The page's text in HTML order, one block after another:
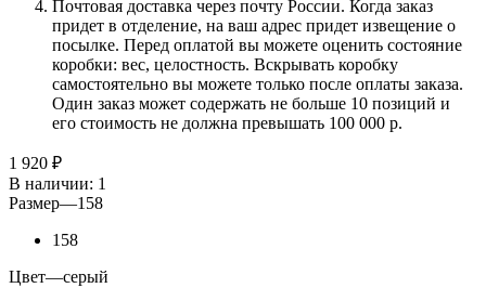
Почтовая доставка через почту России. Когда заказ
придет в отделение, на ваш адрес придет извещение о
посылке. Перед оплатой вы можете оценить состояние
коробки: вес, целостность. Вскрывать коробку
самостоятельно вы можете только после оплаты заказа.
Один заказ может содержать не больше 10 позиций и
его стоимость не должна превышать 100 000 р.
1 920 ₽
В наличии: 1
Размер—158
158
Цвет—серый